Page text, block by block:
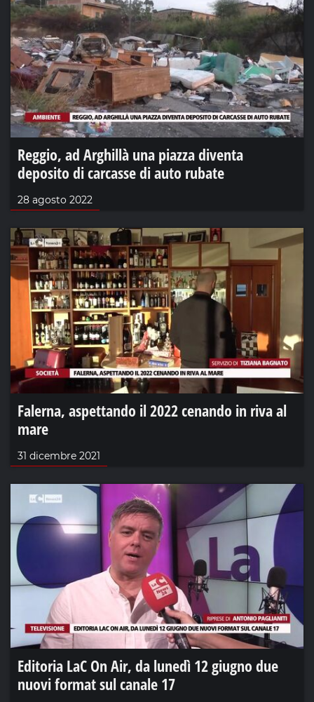
Reggio, ad Arghillà una piazza diventa
deposito di carcasse di auto rubate
28 agosto 2022
Falerna, aspettando il 2022 cenando in riva al
mare
31 dicembre 2021
Editoria LaC On Air, da lunedì 12 giugno due
nuovi format sul canale 17